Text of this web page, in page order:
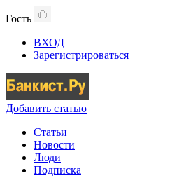
Гость
ВХОД
Зарегистрироваться
Добавить статью
Статьи
Новости
Люди
Подписка